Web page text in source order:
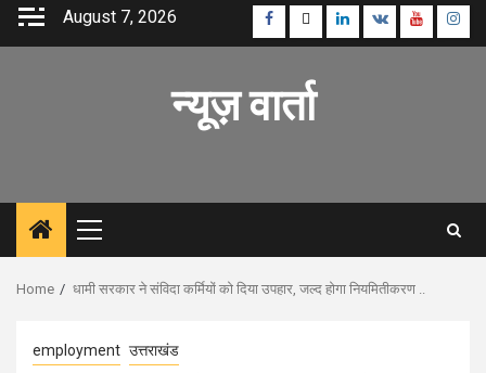
Skip
August 7, 2026 Facebook
TwitterLinkedin
VK Youtube
न्यूज़ वार्ता
Primary
Menu
Home धामी सरकार ने संविदा कर्मियों को दिया उपहार, जल्द होगा नियमितीकरण ..
employment उत्तराखंड